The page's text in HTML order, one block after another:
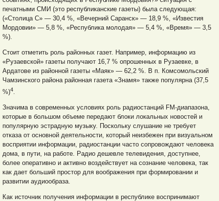
печатными СМИ (это республиканские газеты) была следующая:
(«Столица С» — 30,4 %, «Вечерний Саранск» — 18,9 %, «Известия
Мордовии» — 5,8 %, «Республика молодая» — 5,4 %, «Время» — 3,5
%).
Стоит отметить роль районных газет. Например, информацию из
«Рузаевской» газеты получают 16,7 % опрошенных в Рузаевке, в
Ардатове из районной газеты «Маяк» — 62,2 %. В п. Комсомольский
Чамзинского района районная газета «Знамя» также популярна (37,5
%)4
Значима в современных условиях роль радиостанций FM-диапазона,
которые в большом объеме передают блоки локальных новостей и
популярную эстрадную музыку. Поскольку слушание не требует
отказа от основной деятельности, который неизбежен при визуальном
восприятии информации, радиостанции часто сопровождают человека
дома, в пути, на работе. Радио дешевле телевидения, доступнее,
более оперативно и активно воздействует на сознание человека, так
как дает больший простор для воображения при формировании и
развитии аудиообраза.
Как источник получения информации в республике воспринимают